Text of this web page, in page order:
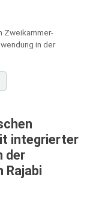
Zweikammer-
in der
integrierter
der
Rajabi